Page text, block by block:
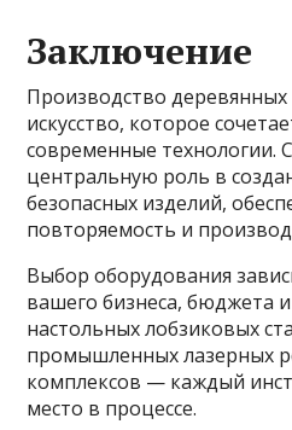
Заключение
Производство
искусство, которое
современные технологии.
центральную роль в
безопасных изделий,
повторяемость и
Выбор оборудования
вашего бизнеса, бюджета
настольных лобзиковых
промышленных лазерных
комплексов — каждый
место в процессе.